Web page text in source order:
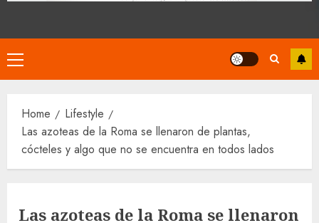
Primary
Menu
Home
Lifestyle
Las azoteas de la Roma se llenaron de plantas,
cócteles y algo que no se encuentra en todos lados
Las azoteas de la Roma se llenaron